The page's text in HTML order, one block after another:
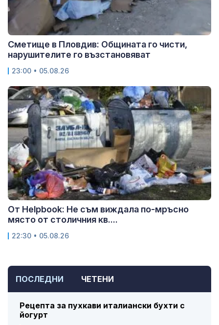
ПОСЛЕДНИ ЧЕТЕНИ
Рецепта за пухкави италиански бухти с
йогурт
Сметище в Пловдив: Общината го чисти,
нарушителите го възстановяват
23:00 • 05.08.26
От Helpbook: Не съм виждала по-мръсно
място от столичния кв....
22:30 • 05.08.26